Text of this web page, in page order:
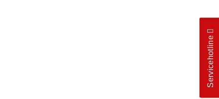
Servicehotline